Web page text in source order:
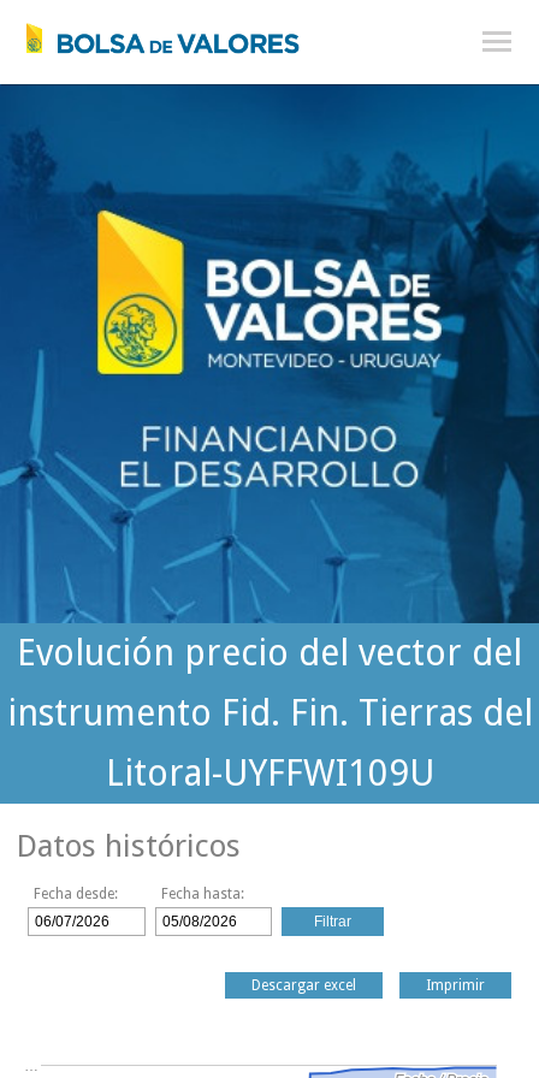
Evolución precio del vector del
instrumento Fid. Fin. Tierras del
Litoral-UYFFWI109U
Datos históricos
Fecha desde: Fecha hasta:
Descargar excel Imprimir